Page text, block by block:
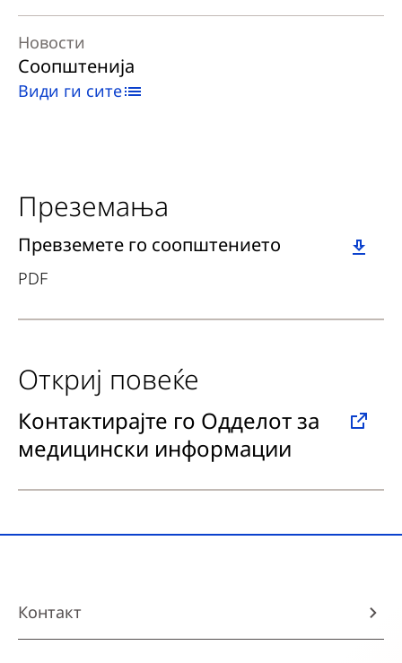
Новости
Соопштенија
Види ги сите
Преземања
Download
Превземете го соопштението
PDF
Откриј повеќе
Контактирајте го Одделот за
медицински информации
Контакт